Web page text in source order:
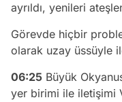
ayrıldı, yenileri
Görevde hiçbir
olarak uzay üssüyle
06:25 Büyük
yer birimi ile iletişimi